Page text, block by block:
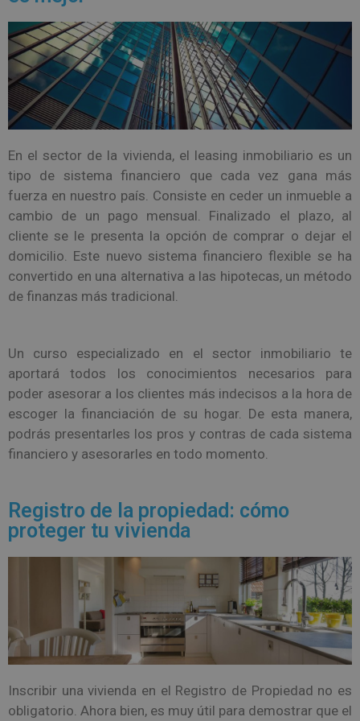
En el sector de la vivienda, el leasing inmobiliario es un
tipo de sistema financiero que cada vez gana más
fuerza en nuestro país. Consiste en ceder un inmueble a
cambio de un pago mensual. Finalizado el plazo, al
cliente se le presenta la opción de comprar o dejar el
domicilio. Este nuevo sistema financiero flexible se ha
convertido en una alternativa a las hipotecas, un método
de finanzas más tradicional.
Un curso especializado en el sector inmobiliario te
aportará todos los conocimientos necesarios para
poder asesorar a los clientes más indecisos a la hora de
escoger la financiación de su hogar. De esta manera,
podrás presentarles los pros y contras de cada sistema
financiero y asesorarles en todo momento.
Registro de la propiedad: cómo
proteger tu vivienda
Inscribir una vivienda en el Registro de Propiedad no es
obligatorio. Ahora bien, es muy útil para demostrar que el